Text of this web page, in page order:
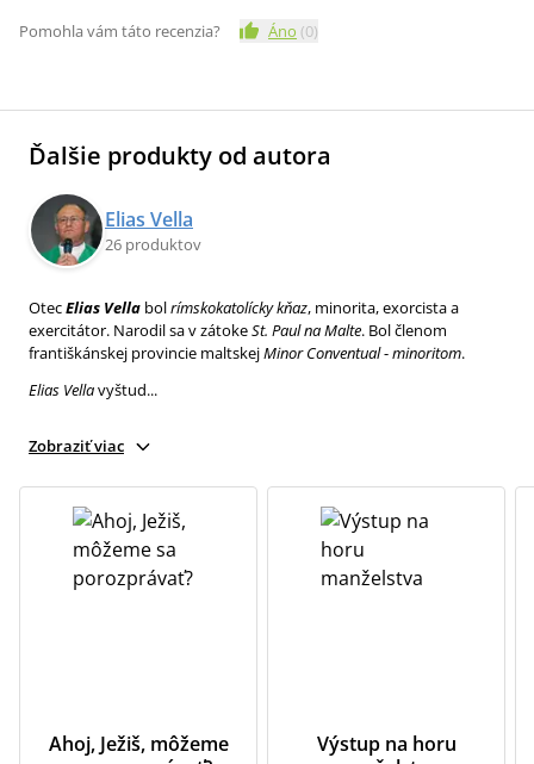
Pomohla vám táto recenzia?
Áno (0)
Ďalšie produkty od autora
Elias Vella
26 produktov
OtecElias Vella bolrímskokatolícky kňaz, minorita, exorcista a
exercitátor. Narodil sa v zátokeSt. Paulna Malte. Bol členom
františkánskej provincie maltskejMinor Conventual-minoritom.
Elias Vellavyštud...
Zobraziť viac
Ahoj, Ježiš, môžeme
Výstup na horu